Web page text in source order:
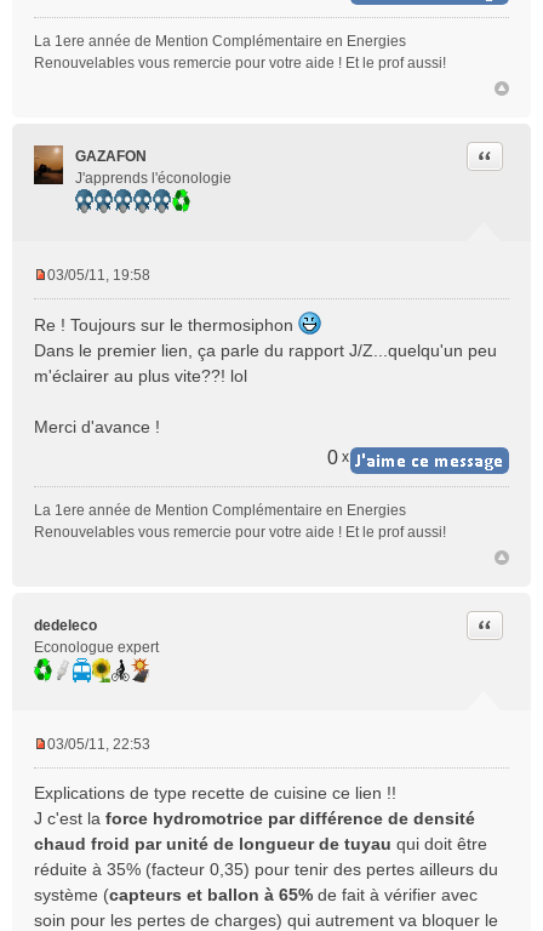
La 1ere année de Mention Complémentaire en Energies
Renouvelables vous remercie pour votre aide ! Et le prof aussi!
GAZAFON
J'apprends l'éconologie
Citer
s
s
a
e
n
l
u
03/05/11, 19:58
Re ! Toujours sur le thermosiphon
Dans le premier lien, ça parle du rapport J/Z...quelqu'un peu
m'éclairer au plus vite??! lol
Merci d'avance !
0 x
La 1ere année de Mention Complémentaire en Energies
Renouvelables vous remercie pour votre aide ! Et le prof aussi!
dedeleco
Econologue expert
Citer
s
s
a
g
e
n
03/05/11, 22:53
Explications de type recette de cuisine ce lien !!
J c'est la force hydromotrice par différence de densité
chaud froid par unité de longueur de tuyau qui doit être
réduite à 35% (facteur 0,35) pour tenir des pertes ailleurs du
système (capteurs et ballon à 65% de fait à vérifier avec
soin pour les pertes de charges) qui autrement va bloquer le